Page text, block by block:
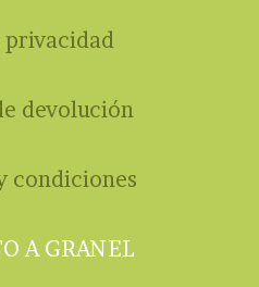
privacidad
devolución
condiciones
A GRANEL